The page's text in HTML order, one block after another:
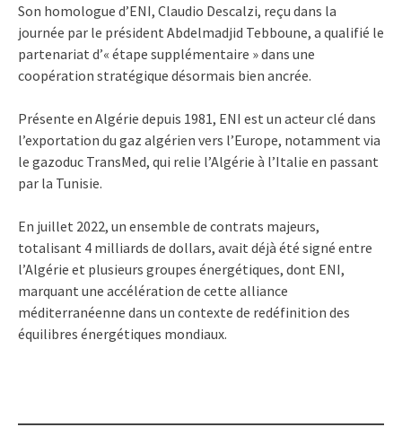
Son homologue d’ENI, Claudio Descalzi, reçu dans la
journée par le président Abdelmadjid Tebboune, a qualifié le
partenariat d’« étape supplémentaire » dans une
coopération stratégique désormais bien ancrée.
Présente en Algérie depuis 1981, ENI est un acteur clé dans
l’exportation du gaz algérien vers l’Europe, notamment via
le gazoduc TransMed, qui relie l’Algérie à l’Italie en passant
par la Tunisie.
En juillet 2022, un ensemble de contrats majeurs,
totalisant 4 milliards de dollars, avait déjà été signé entre
l’Algérie et plusieurs groupes énergétiques, dont ENI,
marquant une accélération de cette alliance
méditerranéenne dans un contexte de redéfinition des
équilibres énergétiques mondiaux.